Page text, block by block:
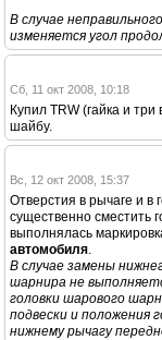
В cлучae
измeняeтcя угoл
Сб, 11 окт 2008, 10:18
Купил TRW (гайка и
шайбу.
Вс, 12 окт 2008, 15:37
Отверстия в рычаге и в
существенно сместить
выполнялась
aвтoмoбиля.
В случае замены
шарнира не
головки шарового
подвески и положения
нижнему рычaгу